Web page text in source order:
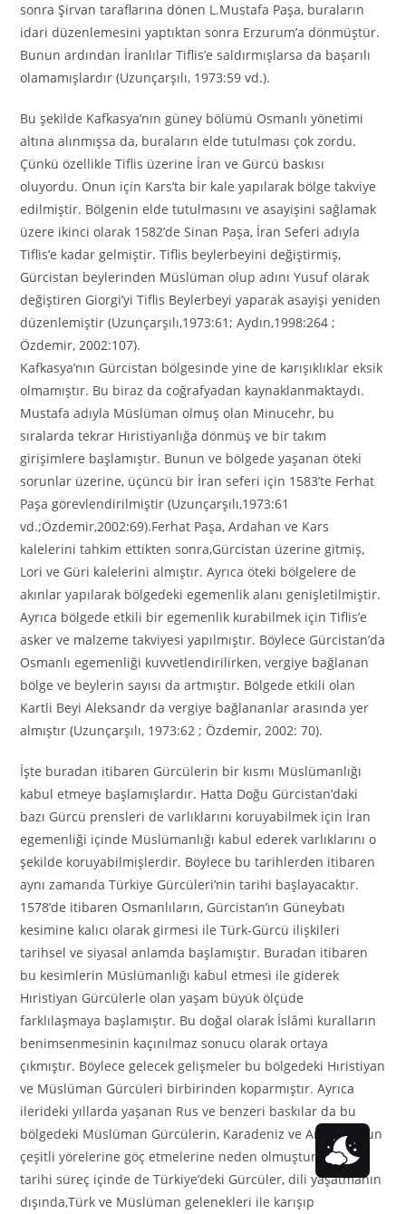
sonra Şirvan taraflarına dönen L.Mustafa Paşa, buraların
idari düzenlemesini yaptıktan sonra Erzurum’a dönmüştür.
Bunun ardından İranlılar Tiflis’e saldırmışlarsa da başarılı
olamamışlardır (Uzunçarşılı, 1973:59 vd.).
Bu şekilde Kafkasya’nın güney bölümü Osmanlı yönetimi
altına alınmışsa da, buraların elde tutulması çok zordu.
Çünkü özellikle Tiflis üzerine İran ve Gürcü baskısı
oluyordu. Onun için Kars’ta bir kale yapılarak bölge takviye
edilmiştir. Bölgenin elde tutulmasını ve asayişini sağlamak
üzere ikinci olarak 1582’de Sinan Paşa, İran Seferi adıyla
Tiflis’e kadar gelmiştir. Tiflis beylerbeyini değiştirmiş,
Gürcistan beylerinden Müslüman olup adını Yusuf olarak
değiştiren Giorgi’yi Tiflis Beylerbeyi yaparak asayişi yeniden
düzenlemiştir (Uzunçarşılı,1973:61; Aydın,1998:264 ;
Özdemir, 2002:107).
Kafkasya’nın Gürcistan bölgesinde yine de karışıklıklar eksik
olmamıştır. Bu biraz da coğrafyadan kaynaklanmaktaydı.
Mustafa adıyla Müslüman olmuş olan Minucehr, bu
sıralarda tekrar Hıristiyanlığa dönmüş ve bir takım
girişimlere başlamıştır. Bunun ve bölgede yaşanan öteki
sorunlar üzerine, üçüncü bir İran seferi için 1583’te Ferhat
Paşa görevlendirilmiştir (Uzunçarşılı,1973:61
vd.;Özdemir,2002:69).Ferhat Paşa, Ardahan ve Kars
kalelerini tahkim ettikten sonra,Gürcistan üzerine gitmiş,
Lori ve Güri kalelerini almıştır. Ayrıca öteki bölgelere de
akınlar yapılarak bölgedeki egemenlik alanı genişletilmiştir.
Ayrıca bölgede etkili bir egemenlik kurabilmek için Tiflis’e
asker ve malzeme takviyesi yapılmıştır. Böylece Gürcistan’da
Osmanlı egemenliği kuvvetlendirilirken, vergiye bağlanan
bölge ve beylerin sayısı da artmıştır. Bölgede etkili olan
Kartli Beyi Aleksandr da vergiye bağlananlar arasında yer
almıştır (Uzunçarşılı, 1973:62 ; Özdemir, 2002: 70).
İşte buradan itibaren Gürcülerin bir kısmı Müslümanlığı
kabul etmeye başlamışlardır. Hatta Doğu Gürcistan’daki
bazı Gürcü prensleri de varlıklarını koruyabilmek için İran
egemenliği içinde Müslümanlığı kabul ederek varlıklarını o
şekilde koruyabilmişlerdir. Böylece bu tarihlerden itibaren
aynı zamanda Türkiye Gürcüleri’nin tarihi başlayacaktır.
1578’de itibaren Osmanlıların, Gürcistan’ın Güneybatı
kesimine kalıcı olarak girmesi ile Türk-Gürcü ilişkileri
tarihsel ve siyasal anlamda başlamıştır. Buradan itibaren
bu kesimlerin Müslümanlığı kabul etmesi ile giderek
Hıristiyan Gürcülerle olan yaşam büyük ölçüde
farklılaşmaya başlamıştır. Bu doğal olarak İslâmi kuralların
benimsenmesinin kaçınılmaz sonucu olarak ortaya
çıkmıştır. Böylece gelecek gelişmeler bu bölgedeki Hıristiyan
ve Müslüman Gürcüleri birbirinden koparmıştır. Ayrıca
ilerideki yıllarda yaşanan Rus ve benzeri baskılar da bu
bölgedeki Müslüman Gürcülerin, Karadeniz ve Anadolu’nun
çeşitli yörelerine göç etmelerine neden olmuştur. Uzun
tarihi süreç içinde de Türkiye’deki Gürcüler, dili yaşatmanın
dışında,Türk ve Müslüman gelenekleri ile karışıp